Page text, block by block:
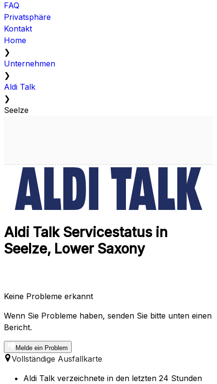
FAQ
Privatsphäre
Kontakt
Home
❯
Unternehmen
❯
Aldi Talk
❯
Seelze
Aldi Talk Servicestatus in
Seelze, Lower Saxony
Keine Probleme erkannt
Wenn Sie Probleme haben, senden Sie bitte unten einen
Bericht.
Melde ein Problem
Vollständige Ausfallkarte
Aldi Talk verzeichnete in den letzten 24 Stunden